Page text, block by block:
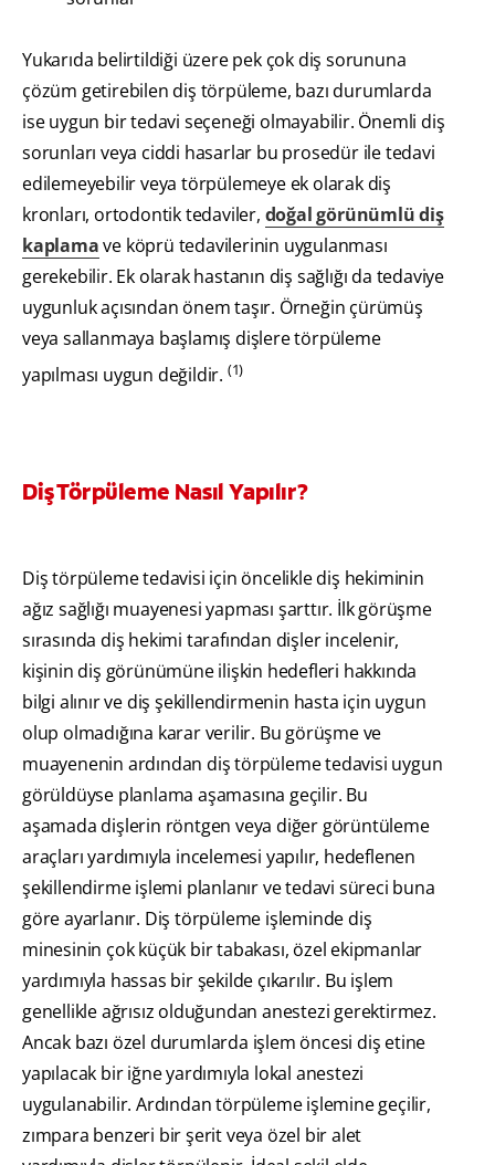
Yukarıda belirtildiği üzere pek çok diş sorununa
çözüm getirebilen diş törpüleme, bazı durumlarda
ise uygun bir tedavi seçeneği olmayabilir. Önemli diş
sorunları veya ciddi hasarlar bu prosedür ile tedavi
edilemeyebilir veya törpülemeye ek olarak diş
kronları, ortodontik tedaviler, doğal görünümlü diş
kaplamave köprü tedavilerinin uygulanması
gerekebilir. Ek olarak hastanın diş sağlığı da tedaviye
uygunluk açısından önem taşır. Örneğin çürümüş
veya sallanmaya başlamış dişlere törpüleme
yapılması uygun değildir. (1)
Diş Törpüleme Nasıl Yapılır?
Diş törpüleme tedavisi için öncelikle diş hekiminin
ağız sağlığı muayenesi yapması şarttır. İlk görüşme
sırasında diş hekimi tarafından dişler incelenir,
kişinin diş görünümüne ilişkin hedefleri hakkında
bilgi alınır ve diş şekillendirmenin hasta için uygun
olup olmadığına karar verilir. Bu görüşme ve
muayenenin ardından diş törpüleme tedavisi uygun
görüldüyse planlama aşamasına geçilir. Bu
aşamada dişlerin röntgen veya diğer görüntüleme
araçları yardımıyla incelemesi yapılır, hedeflenen
şekillendirme işlemi planlanır ve tedavi süreci buna
göre ayarlanır. Diş törpüleme işleminde diş
minesinin çok küçük bir tabakası, özel ekipmanlar
yardımıyla hassas bir şekilde çıkarılır. Bu işlem
genellikle ağrısız olduğundan anestezi gerektirmez.
Ancak bazı özel durumlarda işlem öncesi diş etine
yapılacak bir iğne yardımıyla lokal anestezi
uygulanabilir. Ardından törpüleme işlemine geçilir,
zımpara benzeri bir şerit veya özel bir alet